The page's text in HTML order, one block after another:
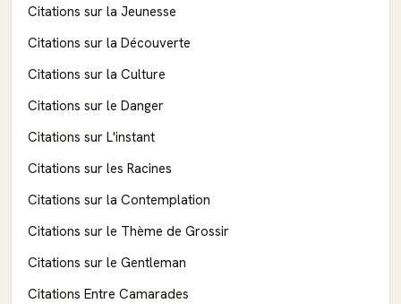
Citations sur la Jeunesse
Citations sur la Découverte
Citations sur la Culture
Citations sur le Danger
Citations sur L'instant
Citations sur les Racines
Citations sur la Contemplation
Citations sur le Thème de Grossir
Citations sur le Gentleman
Citations Entre Camarades